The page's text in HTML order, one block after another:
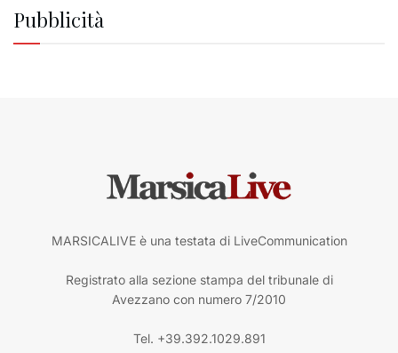
Pubblicità
MARSICALIVE è una testata di LiveCommunication
Registrato alla sezione stampa del tribunale di
Avezzano con numero 7/2010
Tel. +39.392.1029.891